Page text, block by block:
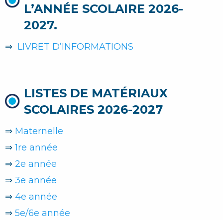
L’ANNÉE SCOLAIRE 2026-
2027.
⇒ LIVRET D’INFORMATIONS
LISTES DE MATÉRIAUX
SCOLAIRES 2026-2027
⇒ Maternelle
⇒1re année
⇒ 2e année
⇒ 3e année
⇒ 4e année
⇒ 5e/6e année